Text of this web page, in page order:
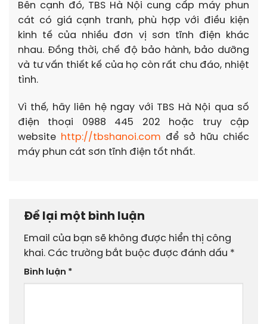
Bên cạnh đó, TBS Hà Nội cung cấp máy phun
cát có giá cạnh tranh, phù hợp với điều kiện
kinh tế của nhiều đơn vị sơn tĩnh điện khác
nhau. Đồng thời, chế độ bảo hành, bảo dưỡng
và tư vấn thiết kế của họ còn rất chu đáo, nhiệt
tình.
Vì thế, hãy liên hệ ngay với TBS Hà Nội qua số
điện thoại 0988 445 202 hoặc truy cập
website http://tbshanoi.com để sở hữu chiếc
máy phun cát sơn tĩnh điện tốt nhất.
Để lại một bình luận
Email của bạn sẽ không được hiển thị công
khai. Các trường bắt buộc được đánh dấu *
Bình luận *